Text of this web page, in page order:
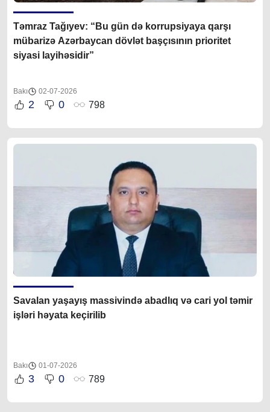
Təmraz Tağıyev: “Bu gün də korrupsiyaya qarşı
mübarizə Azərbaycan dövlət başçısının prioritet
siyasi layihəsidir”
Bakı 02-07-2026
2 0 798
Savalan yaşayış massivində abadlıq və cari yol təmir
işləri həyata keçirilib
Bakı 01-07-2026
3 0 789